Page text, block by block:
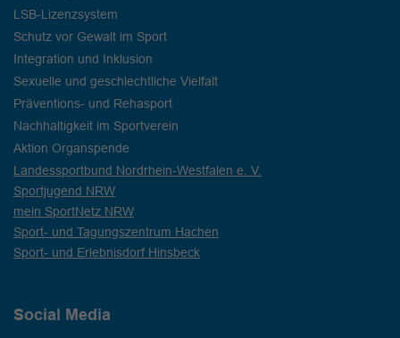
LSB-Lizenzsystem
Schutz vor Gewalt im Sport
Integration und Inklusion
Sexuelle und geschlechtliche Vielfalt
Präventions- und Rehasport
Nachhaltigkeit im Sportverein
Aktion Organspende
Landessportbund Nordrhein-Westfalen e. V.
Sportjugend NRW
mein SportNetz NRW
Sport- und Tagungszentrum Hachen
Sport- und Erlebnisdorf Hinsbeck
Social Media